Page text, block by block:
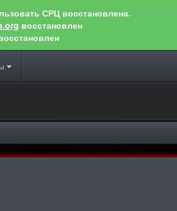
СРЦ восстановлена.
восстановлен